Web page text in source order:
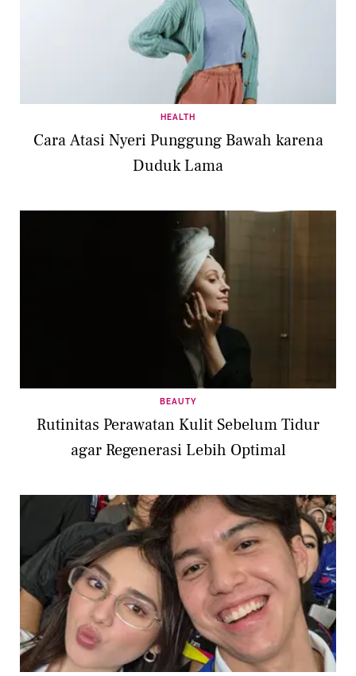
HEALTH
Cara Atasi Nyeri Punggung Bawah karena
Duduk Lama
BEAUTY
Rutinitas Perawatan Kulit Sebelum Tidur
agar Regenerasi Lebih Optimal